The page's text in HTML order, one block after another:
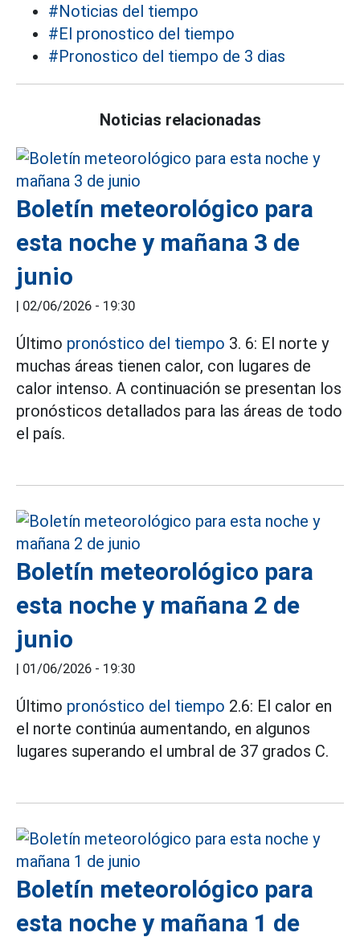
#Noticias del tiempo
#El pronostico del tiempo
#Pronostico del tiempo de 3 dias
Noticias relacionadas
Boletín meteorológico para
esta noche y mañana 3 de
junio
| 02/06/2026 - 19:30
Último pronóstico del tiempo 3. 6: El norte y
muchas áreas tienen calor, con lugares de
calor intenso. A continuación se presentan los
pronósticos detallados para las áreas de todo
el país.
Boletín meteorológico para
esta noche y mañana 2 de
junio
| 01/06/2026 - 19:30
Último pronóstico del tiempo 2.6: El calor en
el norte continúa aumentando, en algunos
lugares superando el umbral de 37 grados C.
Boletín meteorológico para
esta noche y mañana 1 de